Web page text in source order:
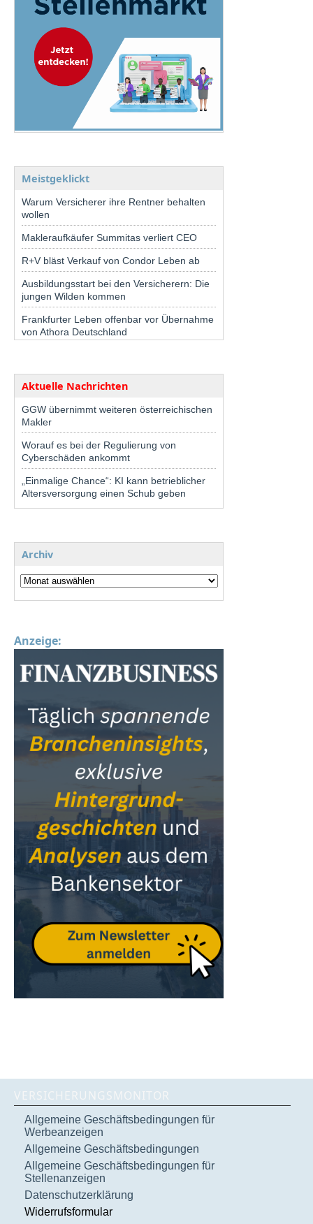
Meistgeklickt
Warum Versicherer ihre Rentner behalten
wollen
Makleraufkäufer Summitas verliert CEO
R+V bläst Verkauf von Condor Leben ab
Ausbildungsstart bei den Versicherern: Die
jungen Wilden kommen
Frankfurter Leben offenbar vor Übernahme
von Athora Deutschland
Aktuelle Nachrichten
GGW übernimmt weiteren österreichischen
Makler
Worauf es bei der Regulierung von
Cyberschäden ankommt
„Einmalige Chance“: KI kann betrieblicher
Altersversorgung einen Schub geben
Archiv
Anzeige:
VERSICHERUNGSMONITOR
Allgemeine Geschäftsbedingungen für
Werbeanzeigen
Allgemeine Geschäftsbedingungen
Allgemeine Geschäftsbedingungen für
Stellenanzeigen
Datenschutzerklärung
Widerrufsformular